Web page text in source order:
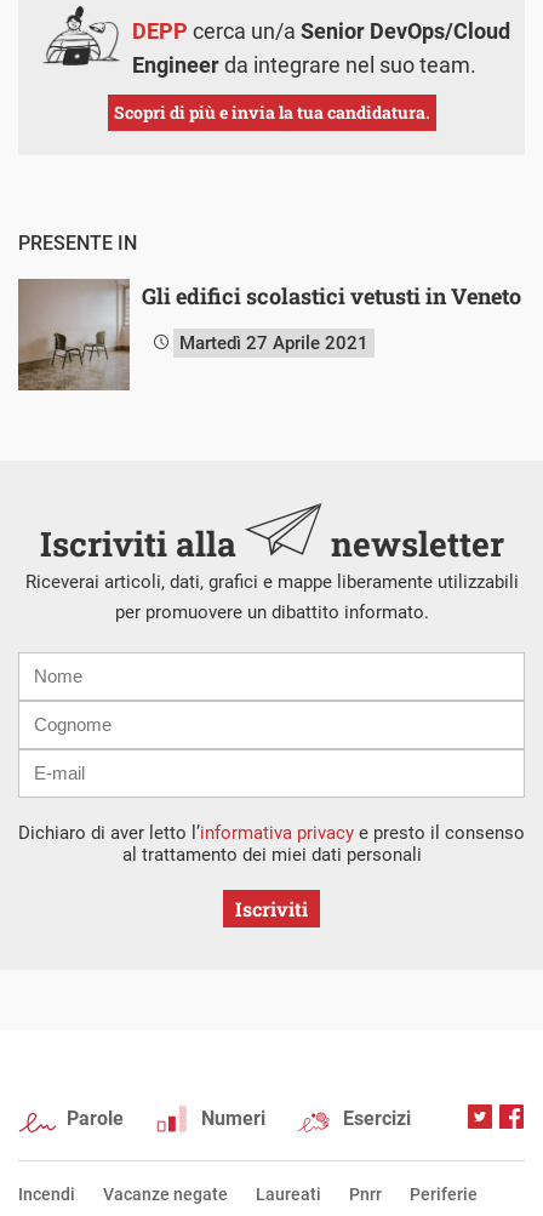
DEPP cerca un/a Senior DevOps/Cloud
Engineerda integrare nel suo team.
Scopri di più e invia la tua candidatura.
PRESENTE IN
Gli edifici scolastici vetusti in Veneto
Martedì 27 Aprile 2021
Iscriviti alla newsletter
Riceverai articoli, dati, grafici e mappe liberamente utilizzabili
per promuovere un dibattito informato.
mail
Dichiaro di aver letto l’informativa privacy e presto il consenso
al trattamento dei miei dati personali
Iscriviti
Parole Numeri Esercizi
Incendi Vacanze negate Laureati Pnrr Periferie